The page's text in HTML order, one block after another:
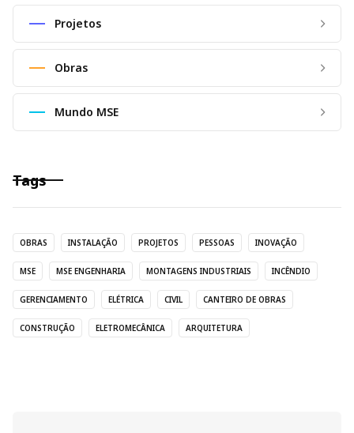
Projetos
Obras
Mundo MSE
Tags
OBRAS INSTALAÇÃO PROJETOS PESSOAS INOVAÇÃO
MSE MSE ENGENHARIA MONTAGENS INDUSTRIAIS INCÊNDIO
GERENCIAMENTO ELÉTRICA CIVIL CANTEIRO DE OBRAS
CONSTRUÇÃO ELETROMECÂNICA ARQUITETURA